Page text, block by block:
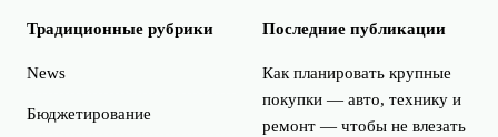
Традиционные рубрики
News
Бюджетирование
Последние публикации
Как планировать крупные
покупки — авто, технику и
ремонт — чтобы не влезать